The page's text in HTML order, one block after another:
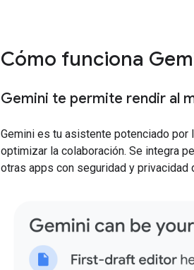
Cómo funciona
Gemini te permite rendir al
Gemini es tu asistente potenciado por
optimizar la colaboración. Se integra
otras apps con seguridad y privacidad